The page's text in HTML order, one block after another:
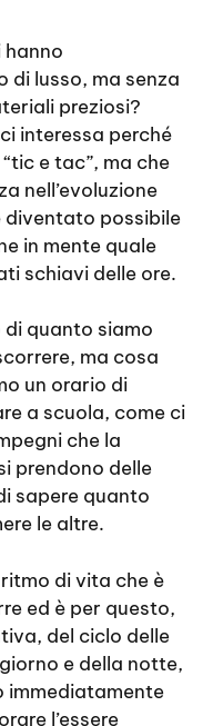
hanno
di lusso, ma senza
preziosi?
interessa perché
e tac”, ma che
nell’evoluzione
diventato possibile
in mente quale
schiavi delle ore.
quanto siamo
ma cosa
un orario di
a scuola, come ci
che la
prendono delle
sapere quanto
le altre.
di vita che è
ed è per questo,
del ciclo delle
e della notte,
immediatamente
l’essere